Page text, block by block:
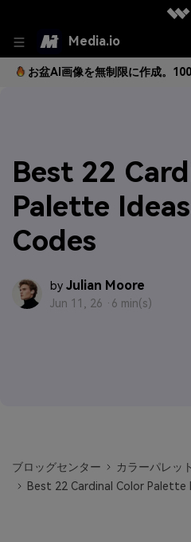
Media.io
お盆AI画像を無制限に作成。
Best 22
Palette
Codes
by Julian Moore
Jun 11, 26 · 6 min(s)
ブロッグセンター
カラーパレット
Best 22 Cardinal Color Palette